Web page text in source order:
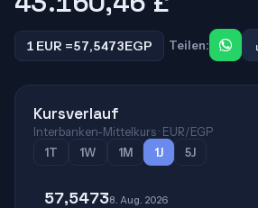
1 EUR =57,5473EGP Teilen:
Kursverlauf
Interbanken-Mittelkurs · EUR/EGP
1T
1W 1M 1J 5J
57,54738. Aug. 2026